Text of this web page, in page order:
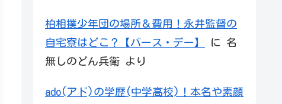
柏相撲少年団の場所＆費用！永井監督の
自宅寮はどこ？【バース・デー】
に 名
無しのどん兵衛 より
ado(アド)の学歴(中学高校)！本名や素顔